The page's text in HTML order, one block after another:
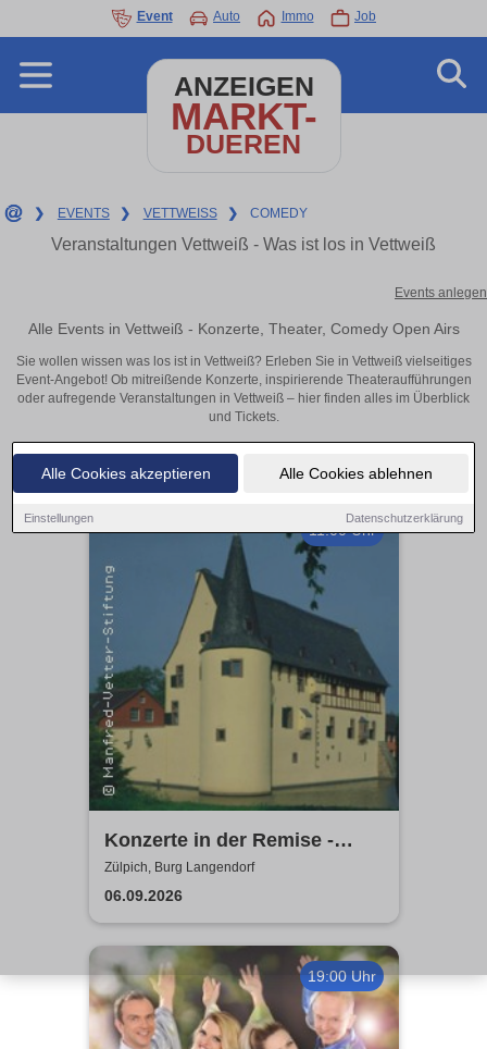
Alle Cookies akzeptieren Alle Cookies ablehnen
Einstellungen Datenschutzerklärung
Event Auto Immo Job
ANZEIGEN
MARKT-
DUEREN
❯ EVENTS ❯ VETTWEISS ❯ COMEDY
Veranstaltungen Vettweiß - Was ist los in Vettweiß
Events anlegen
Alle Events in Vettweiß - Konzerte, Theater, Comedy Open Airs
Sie wollen wissen was los ist in Vettweiß? Erleben Sie in Vettweiß vielseitiges
Event-Angebot! Ob mitreißende Konzerte, inspirierende Theateraufführungen
oder aufregende Veranstaltungen in Vettweiß – hier finden alles im Überblick
und Tickets.
11:00 Uhr
Konzerte in der Remise -
Burg Langendorf
Zülpich, Burg Langendorf
06.09.2026
19:00 Uhr